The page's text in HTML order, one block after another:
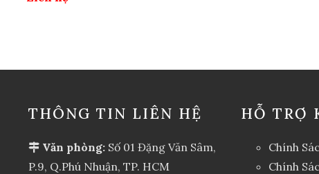
THÔNG TIN LIÊN HỆ
Văn phòng: Số 01 Đặng Văn Sâm,
P.9, Q.Phú Nhuận, TP. HCM
HỖ TRỢ
Chính
Chính